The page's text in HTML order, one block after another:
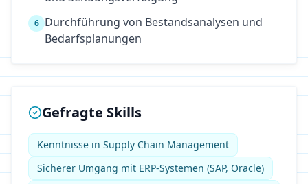
6 Durchführung von Bestandsanalysen und
Bedarfsplanungen
Gefragte Skills
Kenntnisse in Supply Chain Management
Sicherer Umgang mit ERP-Systemen (SAP, Oracle)